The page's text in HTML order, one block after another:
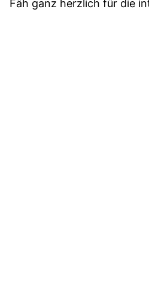
Fäh ganz herzlich für die